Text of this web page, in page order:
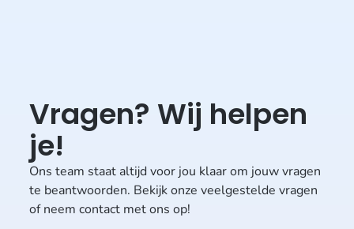
Vragen? Wij helpen
je!
Ons team staat altijd voor jou klaar om jouw vragen
te beantwoorden. Bekijk onze veelgestelde vragen
of neem contact met ons op!